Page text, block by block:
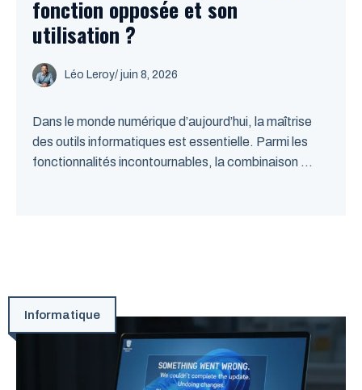
fonction opposée et son
utilisation ?
Léo Leroy/ juin 8, 2026
Dans le monde numérique d’aujourd’hui, la maîtrise
des outils informatiques est essentielle. Parmi les
fonctionnalités incontournables, la combinaison ...
Informatique